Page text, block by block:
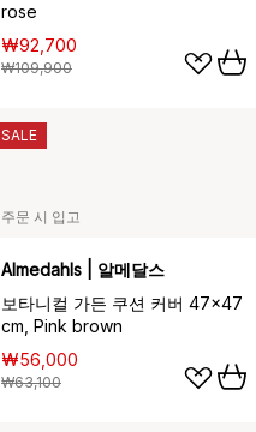
rose
₩92,700
₩109,900
주문 시 입고
Almedahls | 알메달스
보타니컬 가든 쿠션 커버 47x47
cm, Pink brown
₩56,000
₩63,100
SALE